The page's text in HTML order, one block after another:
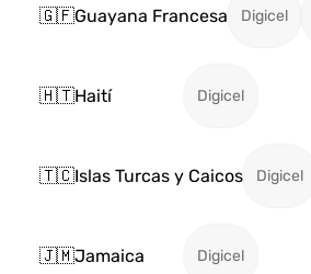
🇬🇫Guayana Francesa Digicel
🇭🇹Haití Digicel
🇹🇨Islas Turcas y Caicos Digicel
🇯🇲Jamaica Digicel